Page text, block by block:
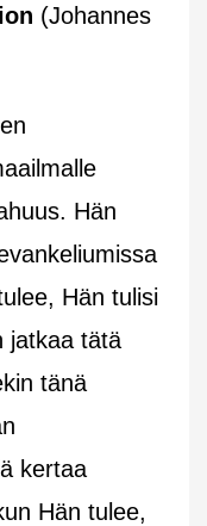
(Johannes
Hän
Hän tulisi
jatkaa tätä
tänä
kertaa
Hän tulee,